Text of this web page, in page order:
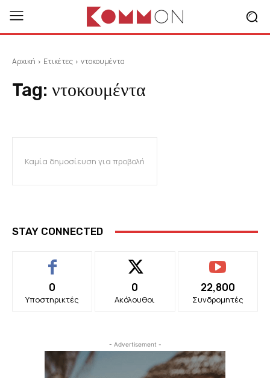
Αρχική Ετικέτες ντοκουμέντα
Tag: ντοκουμέντα
Καμία δημοσίευση για προβολή
STAY CONNECTED
0
Υποστηρικτές
0
Ακόλουθοι
22,800
Συνδρομητές
- Advertisement -